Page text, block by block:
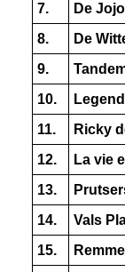
7.
De
8.
De
9.
10.
11.
Ricky
12.
La vie
13.
14.
Vals
15.